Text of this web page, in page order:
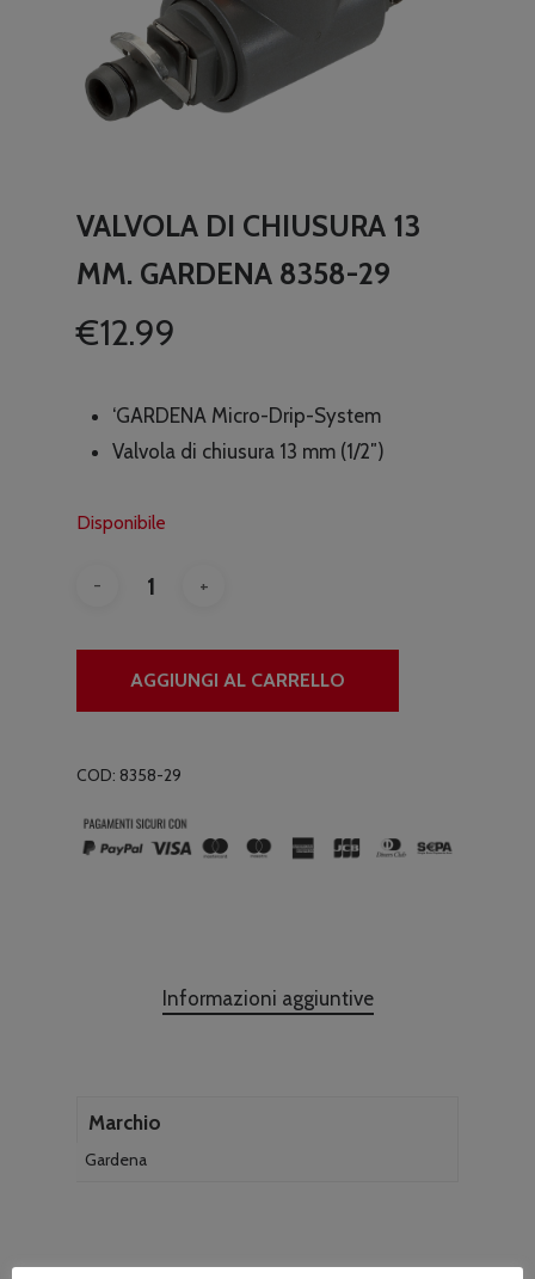
VALVOLA DI CHIUSURA 13
MM. GARDENA 8358-29
€12.99
‘GARDENA Micro-Drip-System
Valvola di chiusura 13 mm (1/2″)
Disponibile
AGGIUNGI AL CARRELLO
COD: 8358-29
Informazioni aggiuntive
Marchio
Gardena